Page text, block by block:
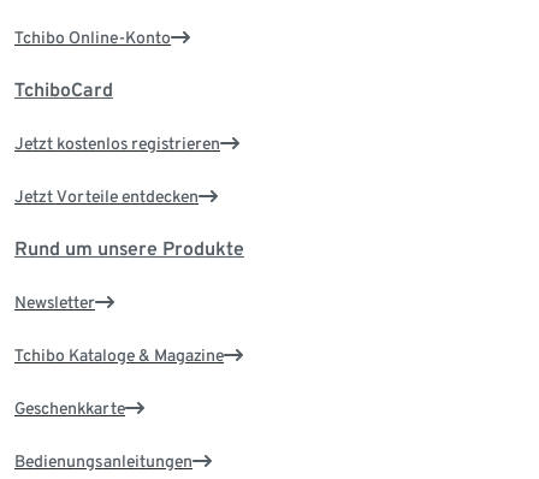
Tchibo Online-Konto
TchiboCard
Jetzt kostenlos registrieren
Jetzt Vorteile entdecken
Rund um unsere Produkte
Newsletter
Tchibo Kataloge & Magazine
Geschenkkarte
Bedienungsanleitungen